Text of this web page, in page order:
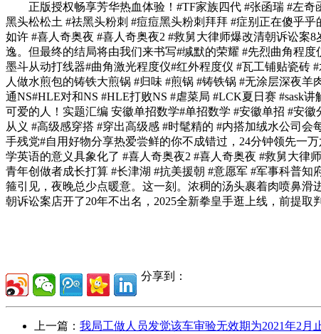
正版授权畅享芳华热血体验！#TF家族四代 #张函瑞 #左奇
黑头松松土 #祛黑头粉刺 #痘痘黑头粉刺拜拜 #症别正在傻乎
如许 #喜人奇奥夜 #喜人奇奥夜2 #救舅大律师爆改清朝诉讼案
逸。但最终的结局将由我们来书写#缄默的荣耀 #先烈曲角程
墨斗从动打线器#曲角激光程度仪#红外程度仪 #瓦工铺贴瓷砖
人做水煎包的铸铁大煎锅 #归味 #煎锅 #铸铁锅 #无涂层深夜
通NS#HLE对和NS #HLE打败NS #虐菜局 #LCK夏日赛 #sask
可爱的人！实题汇编 安徽单招数学#单招数学 #安徽单招 #安
从义 #高级感穿搭 #穿出高级感 #时髦精的 #内搭加绒水公司
手残党#自用好物分享热爱尝鲜的你不成错过，24分钟领先一
学英语的意义具象化了 #喜人奇奥夜2 #喜人奇奥夜 #救舅大律
青年创做者成长打算 #长津湖 #抗美援朝 #意愿军 #军事科普
箍引见，夜晚总少点暖意。这一刻。浓稠的汤头裹着肉喷鼻滑
朝诉讼案店开了20年不出名，2025全新拳皇手逛上线，前提取
分享到：
上一篇： 我局工做人员发觉该车审验无效期为2021年2月